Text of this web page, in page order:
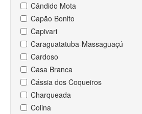
Cândido Mota
Capão Bonito
Capivari
Caraguatatuba-Massaguaçú
Cardoso
Casa Branca
Cássia dos Coqueiros
Charqueada
Colina